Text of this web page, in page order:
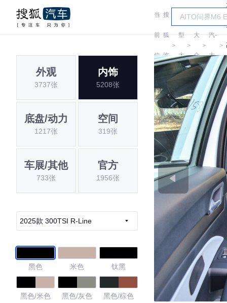
当
前
位
置:
搜
狐
汽
＞
车
型
大
全
＞
大
众
＞
一
汽-
大
众
＞
外观
3737张
内饰
5208张
底盘/动力
1217张
空间
319张
车展/其他
733张
官方
1956张
2025款 300TSI R-Line
黑色 米色 钛黑
黑色/米色 黑色/灰色 黑色/棕色